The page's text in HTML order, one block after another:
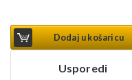
Dodaj u košaricu
Usporedi